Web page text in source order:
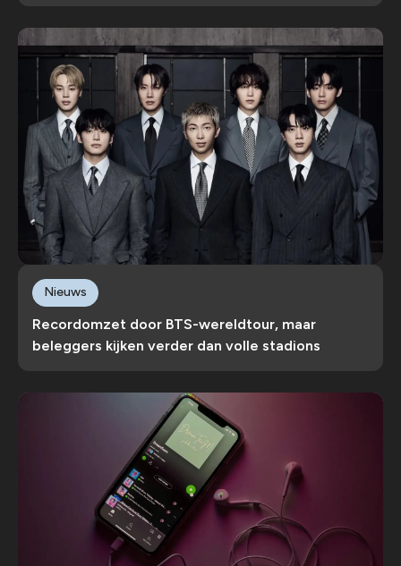
Recordomzet door BTS-wereldtour, maar
beleggers kijken verder dan volle stadions
Nieuws